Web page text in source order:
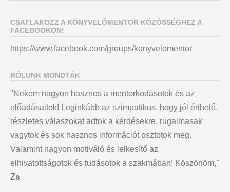
CSATLAKOZZ A KÖNYVELŐMENTOR KÖZÖSSÉGHEZ A
FACEBOOKON!
https://www.facebook.com/groups/konyvelomentor
RÓLUNK MONDTÁK
"Nekem nagyon hasznos a mentorkodásotok és az
előadásaitok! Leginkább az szimpatikus, hogy jól érthető,
részletes válaszokat adtok a kérdésekre, rugalmasak
vagytok és sok hasznos információt osztotok meg.
Valamint nagyon motiváló és lelkesítő az
elhivatottságotok és tudásotok a szakmában! Köszönöm,"
Zs